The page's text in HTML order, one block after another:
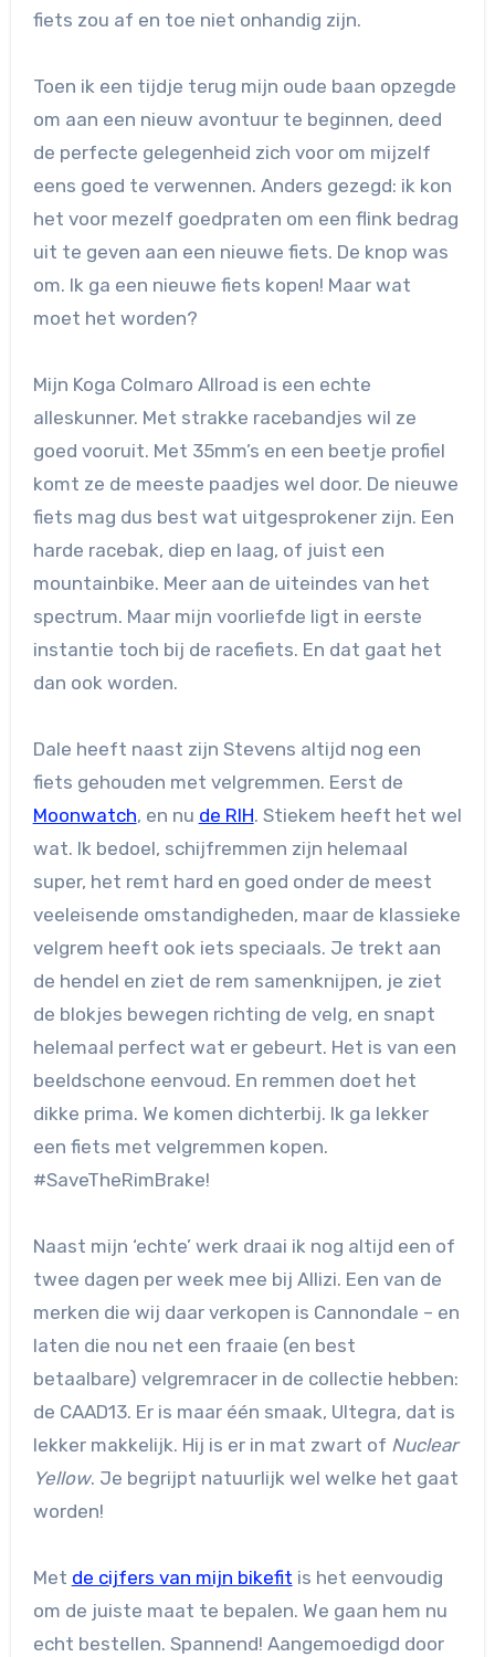
fiets zou af en toe niet onhandig zijn.
Toen ik een tijdje terug mijn oude baan opzegde
om aan een nieuw avontuur te beginnen, deed
de perfecte gelegenheid zich voor om mijzelf
eens goed te verwennen. Anders gezegd: ik kon
het voor mezelf goedpraten om een flink bedrag
uit te geven aan een nieuwe fiets. De knop was
om. Ik ga een nieuwe fiets kopen! Maar wat
moet het worden?
Mijn Koga Colmaro Allroad is een echte
alleskunner. Met strakke racebandjes wil ze
goed vooruit. Met 35mm’s en een beetje profiel
komt ze de meeste paadjes wel door. De nieuwe
fiets mag dus best wat uitgesprokener zijn. Een
harde racebak, diep en laag, of juist een
mountainbike. Meer aan de uiteindes van het
spectrum. Maar mijn voorliefde ligt in eerste
instantie toch bij de racefiets. En dat gaat het
dan ook worden.
Dale heeft naast zijn Stevens altijd nog een
fiets gehouden met velgremmen. Eerst de
Moonwatch, en nu de RIH. Stiekem heeft het wel
wat. Ik bedoel, schijfremmen zijn helemaal
super, het remt hard en goed onder de meest
veeleisende omstandigheden, maar de klassieke
velgrem heeft ook iets speciaals. Je trekt aan
de hendel en ziet de rem samenknijpen, je ziet
de blokjes bewegen richting de velg, en snapt
helemaal perfect wat er gebeurt. Het is van een
beeldschone eenvoud. En remmen doet het
dikke prima. We komen dichterbij. Ik ga lekker
een fiets met velgremmen kopen.
#SaveTheRimBrake!
Naast mijn ‘echte’ werk draai ik nog altijd een of
twee dagen per week mee bij Allizi. Een van de
merken die wij daar verkopen is Cannondale – en
laten die nou net een fraaie (en best
betaalbare) velgremracer in de collectie hebben:
de CAAD13. Er is maar één smaak, Ultegra, dat is
lekker makkelijk. Hij is er in mat zwart of Nuclear
Yellow. Je begrijpt natuurlijk wel welke het gaat
worden!
Met de cijfers van mijn bikefit is het eenvoudig
om de juiste maat te bepalen. We gaan hem nu
echt bestellen. Spannend! Aangemoedigd door